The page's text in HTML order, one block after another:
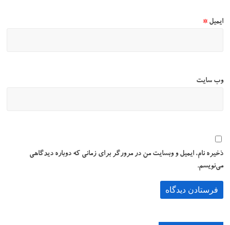
ایمیل*
وب‌ سایت
ذخیره نام، ایمیل و وبسایت من در مرورگر برای زمانی که دوباره دیدگاهی
می‌نویسم.